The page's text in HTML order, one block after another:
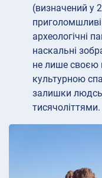
(визначений у
археологічні
наскальні
не лише своєю
культурною
залишки
тисячоліттями.